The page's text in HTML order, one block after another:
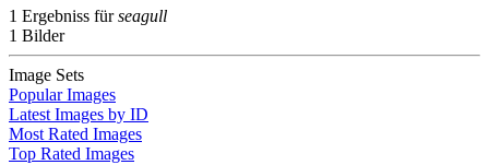
1 Ergebniss fürseagull
1 Bilder
Image Sets
Popular Images
Latest Images by ID
Most Rated Images
Top Rated Images